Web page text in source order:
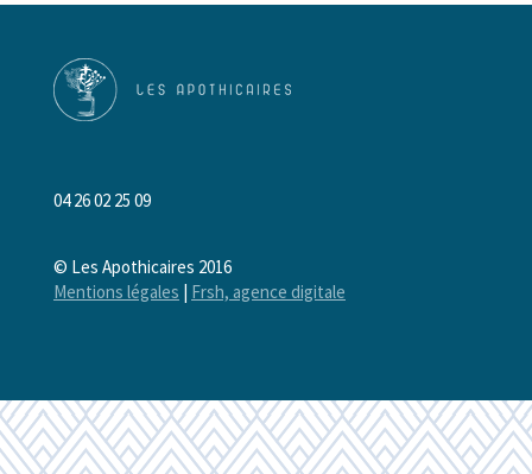
04 26 02 25 09
© Les Apothicaires 2016
Mentions légales
Frsh, agence digitale